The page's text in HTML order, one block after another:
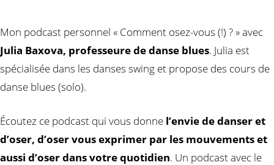
Mon podcast personnel « Comment osez-vous (!) ? » avec
Julia Baxova, professeure de danse blues. Julia est
spécialisée dans les danses swing et propose des cours de
danse blues (solo).
Écoutez ce podcast qui vous donne l’envie de danser et
d’oser, d’oser vous exprimer par les mouvements et
aussi d’oser dans votre quotidien. Un podcast avec le